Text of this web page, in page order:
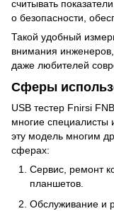
считывать
о безопасности,
Такой удобный
внимания
даже любителей
Сферы
USB тестер Fnirsi
многие специалисты
эту модель многим
сферах:
Сервис, ремонт
планшетов.
Обслуживание и